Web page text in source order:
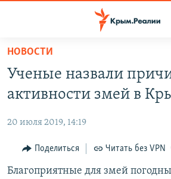
Вернуться
основному
содержанию
навигации
Вернутся
КАРТА ВОЕННЫХ ОБЪЕКТОВ КРЫМА
11 ЛЕТ ОККУПАЦИИ КРЫМА. 11 ИСТОРИЙ
ИСТОРИЯ
ЕЩЕ
ИНТЕРАКТИВ
РАДІО СВОБОДА
НОВОСТИ
Ученые назвали
активности змей в
20 июля 2019, 14:19
Поделиться Читать без VPN
Благоприятные для змей